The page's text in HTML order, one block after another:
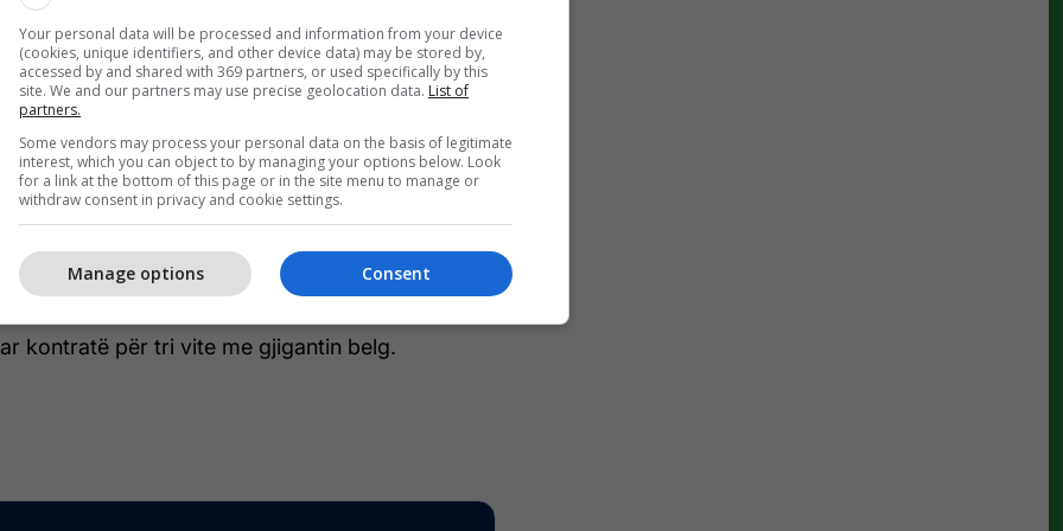
300 mijë euro për ta marrë Abazajn nga
në huazim deri ne fund të sezonit.
është një operacion shumë fitimprurës për
plot 450 mijë euro për një lojtar që nuk
në Korçë.
250 mijë euro në vit fillimisht.
kontratë për tri vite me gjigantin belg.
Your personal data will be processed and information from your device
(cookies, unique identifiers, and other device data) may be stored by,
accessed by and shared with 369 partners, or used specifically by this
site. We and our partners may use precise geolocation data. List of
partners.
Some vendors may process your personal data on the basis of legitimate
interest, which you can object to by managing your options below. Look
for a link at the bottom of this page or in the site menu to manage or
withdraw consent in privacy and cookie settings.
Consent
Manage options